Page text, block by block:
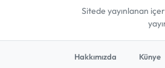
Sitede yayınlanan
Hakkımızda Künye